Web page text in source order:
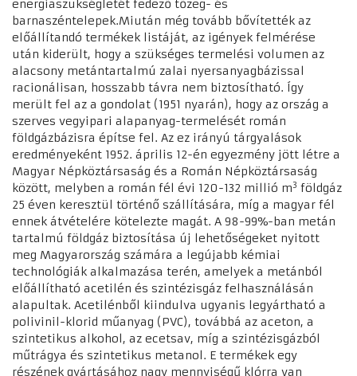
energiaszükségletét fedező tőzeg- és
barnaszéntelepek.Miután még tovább bővítették az
előállítandó termékek listáját, az igények felmérése
után kiderült, hogy a szükséges termelési volumen az
alacsony metántartalmú zalai nyersanyagbázissal
racionálisan, hosszabb távra nem biztosítható. Így
merült fel az a gondolat (1951 nyarán), hogy az ország a
szerves vegyipari alapanyag-termelését román
földgázbázisra építse fel. Az ez irányú tárgyalások
eredményeként 1952. április 12-én egyezmény jött létre a
Magyar Népköztársaság és a Román Népköztársaság
között, melyben a román fél évi 120-132 millió m3 földgáz
25 éven keresztül történő szállítására, míg a magyar fél
ennek átvételére kötelezte magát. A 98-99%-ban metán
tartalmú földgáz biztosítása új lehetőségeket nyitott
meg Magyarország számára a legújabb kémiai
technológiák alkalmazása terén, amelyek a metánból
előállítható acetilén és szintézisgáz felhasználásán
alapultak. Acetilénből kiindulva ugyanis legyártható a
polivinil-klorid műanyag (PVC), továbbá az aceton, a
szintetikus alkohol, az ecetsav, míg a szintézisgázból
műtrágya és szintetikus metanol. E termékek egy
részének gyártásához nagy mennyiségű klórra van